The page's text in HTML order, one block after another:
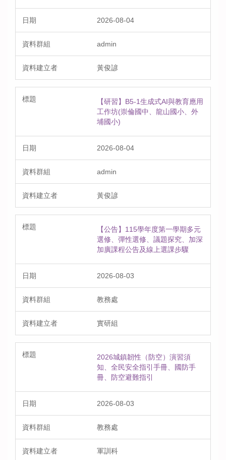
2026-08-04
admin
黃俊諺
【研習】B5-1生成式AI與教育應用
工作坊(崇倫國中、龍山國小、外
埔國小)
2026-08-04
admin
黃俊諺
【公告】115學年度第一學期多元
選修、彈性選修、議題探究、加深
加廣課程公告及線上選課步驟
2026-08-03
教務處
實研組
2026城鎮韌性（防空）演習須
知、全民安全指引手冊、國防手
冊、防空避難指引
2026-08-03
教務處
軍訓科